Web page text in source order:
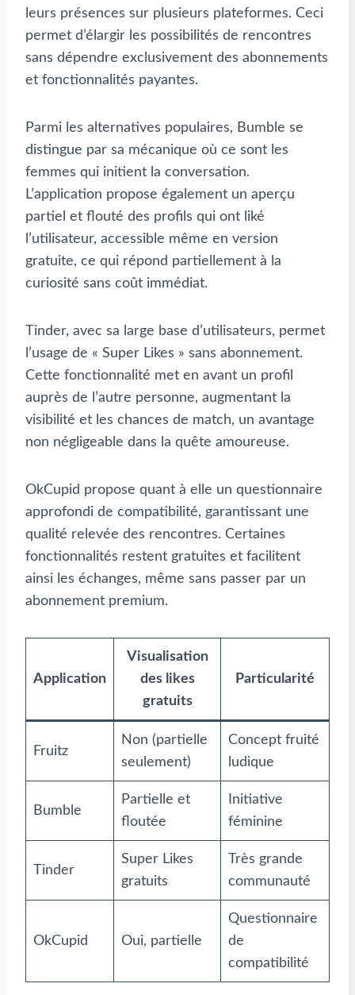
leurs présences sur plusieurs plateformes. Ceci
permet d’élargir les possibilités de rencontres
sans dépendre exclusivement des abonnements
et fonctionnalités payantes.
Parmi les alternatives populaires, Bumble se
distingue par sa mécanique où ce sont les
femmes qui initient la conversation.
L’application propose également un aperçu
partiel et flouté des profils qui ont liké
l’utilisateur, accessible même en version
gratuite, ce qui répond partiellement à la
curiosité sans coût immédiat.
Tinder, avec sa large base d’utilisateurs, permet
l’usage de « Super Likes » sans abonnement.
Cette fonctionnalité met en avant un profil
auprès de l’autre personne, augmentant la
visibilité et les chances de match, un avantage
non négligeable dans la quête amoureuse.
OkCupid propose quant à elle un questionnaire
approfondi de compatibilité, garantissant une
qualité relevée des rencontres. Certaines
fonctionnalités restent gratuites et facilitent
ainsi les échanges, même sans passer par un
abonnement premium.
Application
Visualisation
des likes
gratuits
Particularité
Fruitz
Non (partielle
seulement)
Concept fruité
ludique
Bumble
Partielle et
floutée
Initiative
féminine
Tinder
Super Likes
gratuits
Très grande
communauté
OkCupid Oui, partielle
Questionnaire
de
compatibilité